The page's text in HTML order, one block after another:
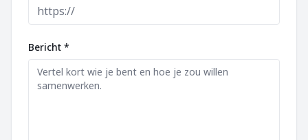
Bericht *